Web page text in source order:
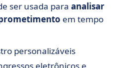
ser usada para analisar
em tempo
personalizáveis